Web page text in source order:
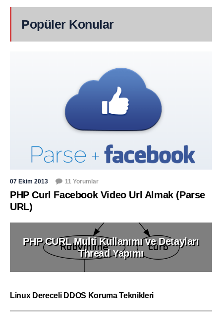
Popüler Konular
07 Ekim 2013 11 Yorumlar
PHP Curl Facebook Video Url Almak (Parse
URL)
PHP CURL Multi Kullanımı ve Detayları
Thread Yapımı
Linux Dereceli DDOS Koruma Teknikleri